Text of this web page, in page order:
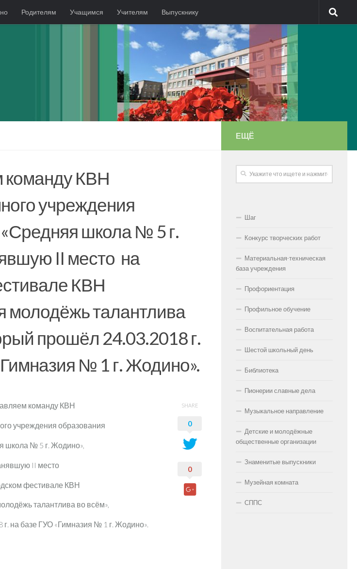
Родителям Учащимся Учителям Выпускнику
команду КВН
учреждения
школа № 5 г.
II место на
КВН
молодёжь талантлива
прошёл 24.03.2018 г.
№ 1 г. Жодино».
команду КВН
учреждения образования
школа № 5 г. Жодино»,
II место
фестивале КВН
талантлива во всём»,
на базе ГУО «Гимназия № 1 г. Жодино».
SHARE
0
0
ЕЩЁ
Шаг
Конкурс творческих работ
Материальная-техническая
база учреждения
Профориентация
Профильное обучение
Воспитательная работа
Шестой школьный день
Библиотека
Пионерии славные дела
Музыкальное направление
Детские и молодёжные
общественные организации
Знаменитые выпускники
Музейная комната
СППС